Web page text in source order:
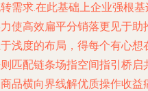
需求.在此基础上企业强根
使高效扁平分销落更见于
浅度的布局，得每个有心
匹配链条场指空间指引桥
品横向界线解优质操作收